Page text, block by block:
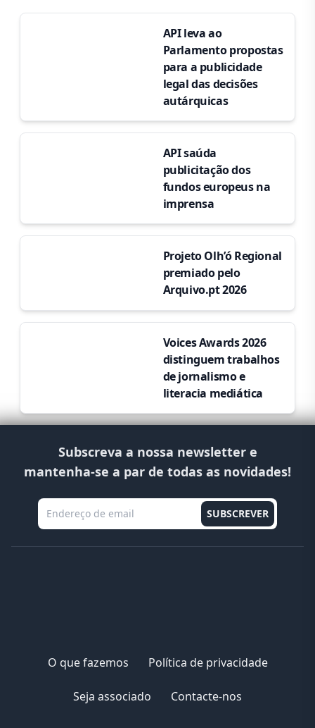
API leva ao
Parlamento propostas
para a publicidade
legal das decisões
autárquicas
API saúda
publicitação dos
fundos europeus na
imprensa
Projeto Olh’ó Regional
premiado pelo
Arquivo.pt 2026
Voices Awards 2026
distinguem trabalhos
de jornalismo e
literacia mediática
Subscreva a nossa newsletter e
mantenha-se a par de todas as novidades!
O que fazemos Política de privacidade
Seja associado Contacte-nos